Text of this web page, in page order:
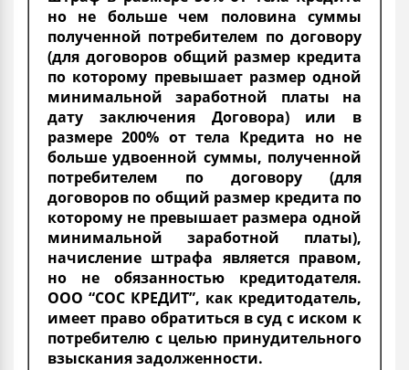
но не больше чем половина суммы
полученной потребителем по договору
(для договоров общий размер кредита
по которому превышает размер одной
минимальной заработной платы на
дату заключения Договора) или в
размере 200% от тела Кредита но не
больше удвоенной суммы, полученной
потребителем по договору (для
договоров по общий размер кредита по
которому не превышает размера одной
минимальной заработной платы),
начисление штрафа является правом,
но не обязанностью кредитодателя.
ООО “СОС КРЕДИТ”, как кредитодатель,
имеет право обратиться в суд с иском к
потребителю с целью принудительного
взыскания задолженности.